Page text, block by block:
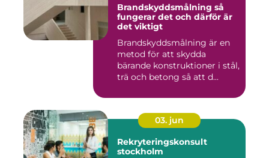
Brandskyddsmålning så
fungerar det och därför är
det viktigt
Brandskyddsmålning är en
metod för att skydda
bärande konstruktioner i stål,
trä och betong så att d...
03. jun
Rekryteringskonsult
stockholm